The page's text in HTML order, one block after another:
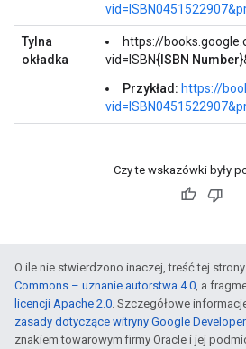
Tylna
okładka
https://
vid=ISBN{ISBN Number}
Przykład: https://
Czy te wskazówki były
O ile nie stwierdzono inaczej, treść tej
Commons – uznanie autorstwa 4.0, a
licencji Apache 2.0. Szczegółowe
zasady dotyczące witryny Google
znakiem towarowym firmy Oracle i jej